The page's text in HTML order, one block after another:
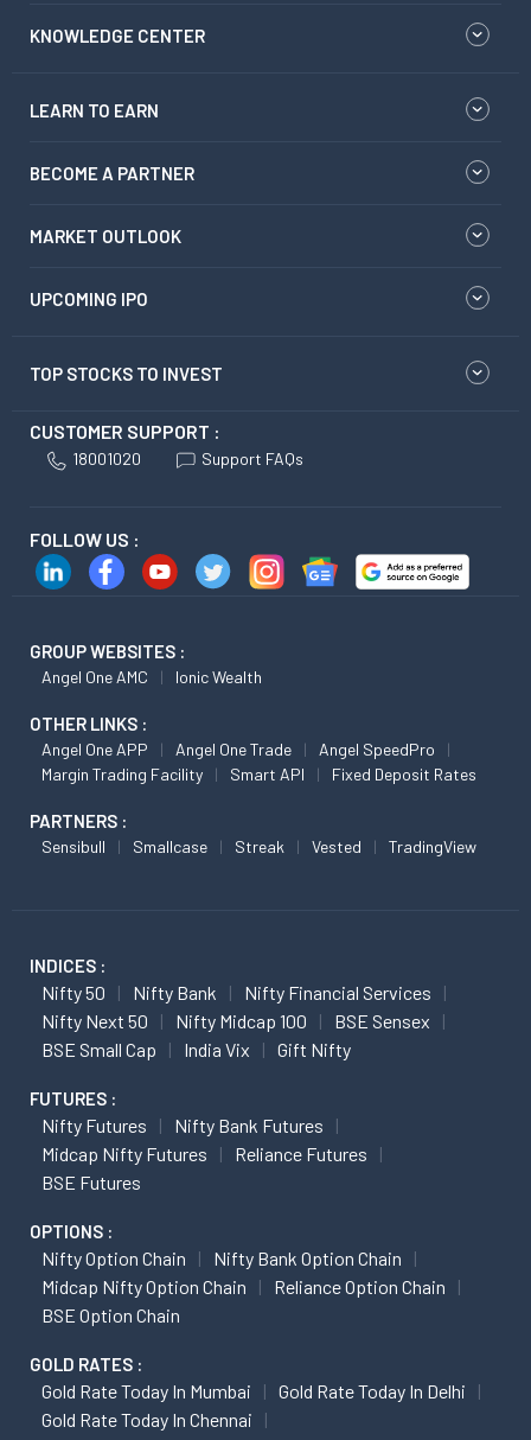
KNOWLEDGE CENTER
LEARN TO EARN
BECOME A PARTNER
MARKET OUTLOOK
UPCOMING IPO
TOP STOCKS TO INVEST
CUSTOMER SUPPORT :
18001020 Support FAQs
FOLLOW US :
GROUP WEBSITES :
Angel One AMC Ionic Wealth
OTHER LINKS :
Angel One APP Angel One Trade
Angel SpeedPro
Margin Trading Facility
Smart API Fixed Deposit Rates
PARTNERS :
Sensibull Smallcase Streak Vested TradingView
INDICES :
Nifty 50 Nifty Bank
Nifty Financial Services
Nifty Next 50
Nifty Midcap 100
BSE Sensex
BSE Small Cap
India Vix Gift Nifty
FUTURES :
Nifty Futures
Nifty Bank Futures
Midcap Nifty Futures
Reliance Futures
BSE Futures
OPTIONS :
Nifty Option Chain
Nifty Bank Option Chain
Midcap Nifty Option Chain
Reliance Option Chain
BSE Option Chain
GOLD RATES :
Gold Rate Today In Mumbai
Gold Rate Today In Delhi
Gold Rate Today In Chennai